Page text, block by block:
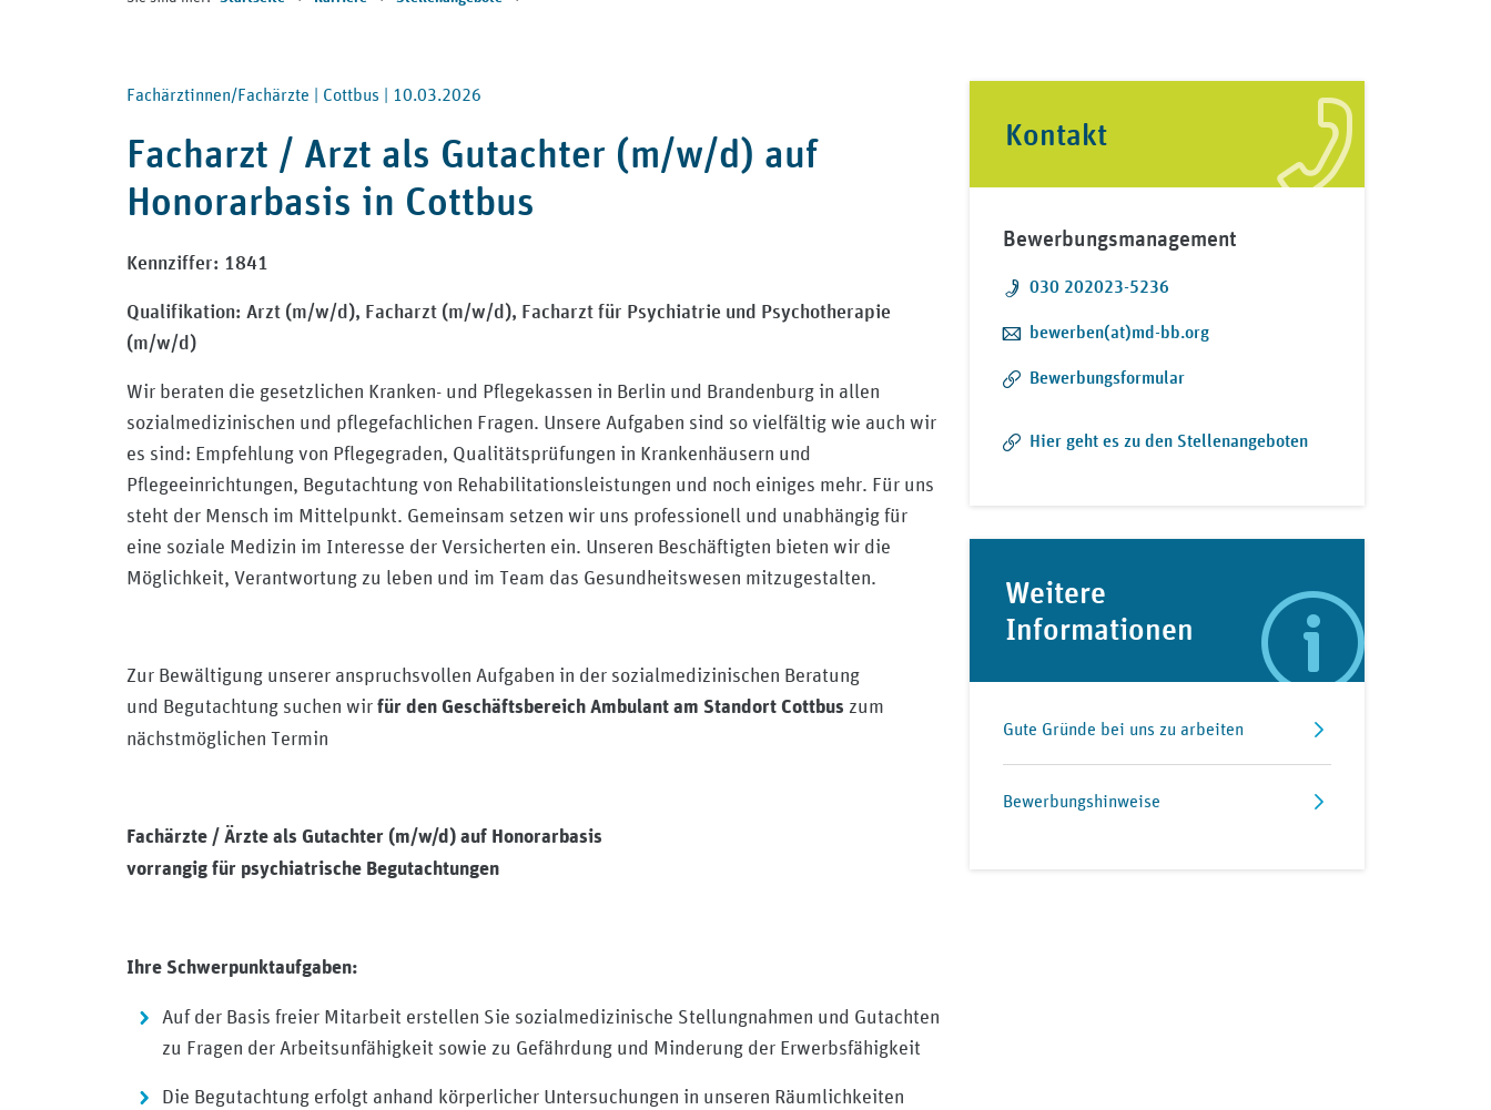
Fachärztinnen/Fachärzte | Cottbus | 10.03.2026
Facharzt / Arzt als Gutachter (m/w/d) auf
Honorarbasis in Cottbus
Kennziffer: 1841
Qualifikation: Arzt (m/w/d), Facharzt (m/w/d), Facharzt für Psychiatrie und Psychotherapie
(m/w/d)
Wir beraten die gesetzlichen Kranken- und Pflegekassen in Berlin und Brandenburg in allen
sozialmedizinischen und pflegefachlichen Fragen. Unsere Aufgaben sind so vielfältig wie auch wir
es sind: Empfehlung von Pflegegraden, Qualitätsprüfungen in Krankenhäusern und
Pflegeeinrichtungen, Begutachtung von Rehabilitationsleistungen und noch einiges mehr. Für uns
steht der Mensch im Mittelpunkt. Gemeinsam setzen wir uns professionell und unabhängig für
eine soziale Medizin im Interesse der Versicherten ein. Unseren Beschäftigten bieten wir die
Möglichkeit, Verantwortung zu leben und im Team das Gesundheitswesen mitzugestalten.
Zur Bewältigung unserer anspruchsvollen Aufgaben in der sozialmedizinischen Beratung
und Begutachtung suchen wir für den Geschäftsbereich Ambulant am Standort Cottbus zum
nächstmöglichen Termin
Fachärzte / Ärzte als Gutachter (m/w/d) auf Honorarbasis
vorrangig für psychiatrische Begutachtungen
Ihre Schwerpunktaufgaben:
Auf der Basis freier Mitarbeit erstellen Sie sozialmedizinische Stellungnahmen und Gutachten
zu Fragen der Arbeitsunfähigkeit sowie zu Gefährdung und Minderung der Erwerbsfähigkeit
Die Begutachtung erfolgt anhand körperlicher Untersuchungen in unseren Räumlichkeiten
Kontakt
Bewerbungsmanagement
Telefon:
030 202023-5236
E-Mail:
bewerben(at)md-bb.org
Bewerbungsformular
Hier geht es zu den Stellenangeboten
Weitere
Informationen
Gute Gründe bei uns zu arbeiten
Bewerbungshinweise